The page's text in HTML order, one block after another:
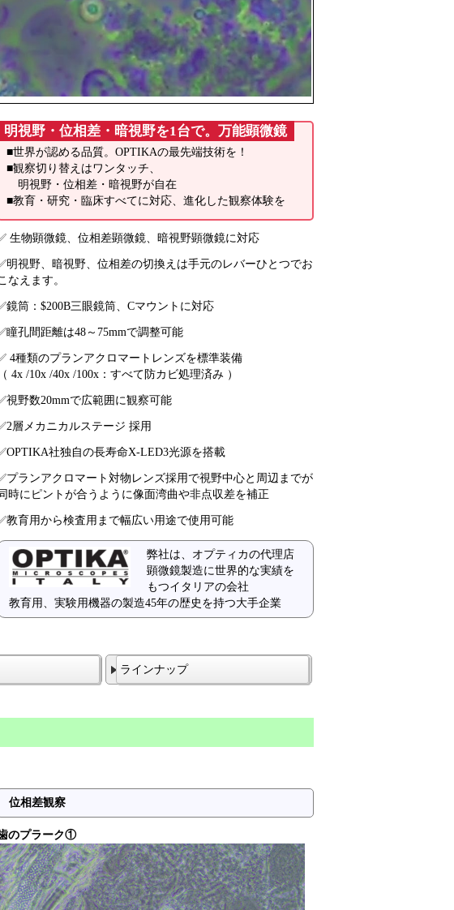
明視野・位相差・暗視野を1台で。万能顕微鏡
■世界が認める品質。OPTIKAの最先端技術を！
■観察切り替えはワンタッチ、
明視野・位相差・暗視野が自在
■教育・研究・臨床すべてに対応、進化した観察体験を
生物顕微鏡、位相差顕微鏡、暗視野顕微鏡に対応
明視野、暗視野、位相差の切換えは手元のレバーひとつでお
なえます。
鏡筒：$200B三眼鏡筒、Cマウントに対応
瞳孔間距離は48～75mmで調整可能
4種類のプランアクロマートレンズを標準装備
（ 4x /10x /40x /100x：すべて防カビ処理済み ）
視野数20mmで広範囲に観察可能
層メカニカルステージ 採用
社独自の長寿命X-LED3光源を搭載
プランアクロマート対物レンズ採用で視野中心と周辺までが
同時にピントが合うように像面湾曲や非点収差を補正
教育用から検査用まで幅広い用途で使用可能
弊社は、オプティカの代理店
顕微鏡製造に世界的な実績を
もつイタリアの会社
教育用、実験用機器の製造45年の歴史を持つ大手企業
ラインナップ
位相差観察
のプラーク①